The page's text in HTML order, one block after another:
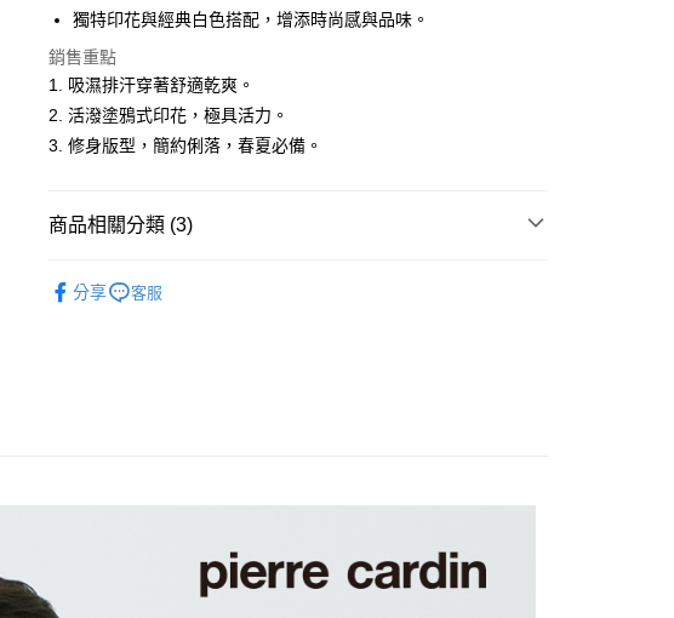
悠遊付
Google Pay
全家取貨付款
付款後全家取貨
每筆NT$60，滿NT$1,200(含以上)免運費
付款後7-11取貨
獨特印花與經典白色搭配，增添時尚感與品味。
銷售重點
1. 吸濕排汗穿著舒適乾爽。
2. 活潑塗鴉式印花，極具活力。
3. 修身版型，簡約俐落，春夏必備。
商品相關分類 (3)
分享 客服